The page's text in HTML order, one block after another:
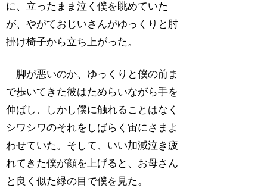
に、立ったまま泣く僕を眺めていた
が、やがておじいさんがゆっくりと肘
掛け椅子から立ち上がった。
脚が悪いのか、ゆっくりと僕の前ま
で歩いてきた彼はためらいながら手を
伸ばし、しかし僕に触れることはなく
シワシワのそれをしばらく宙にさまよ
わせていた。そして、いい加減泣き疲
れてきた僕が顔を上げると、お母さん
と良く似た緑の目で僕を見た。